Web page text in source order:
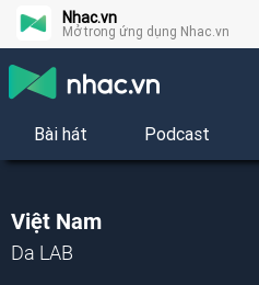
Nhac.vn
Mở trong ứng dụng Nhac.vn
Bài hát Podcast
Việt Nam
Da LAB